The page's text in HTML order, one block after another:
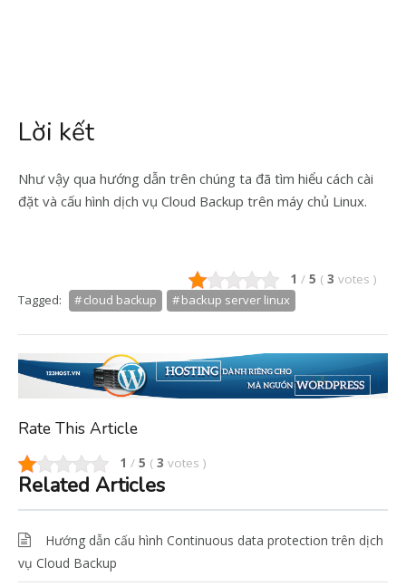
Lời kết
Như vậy qua hướng dẫn trên chúng ta đã tìm hiểu cách cài
đặt và cấu hình dịch vụ Cloud Backup trên máy chủ Linux.
1 / 5 ( 3 votes )
Tagged:
cloud backup backup server linux
Rate This Article
1 / 5 ( 3 votes )
Related Articles
Hướng dẫn cấu hình Continuous data protection trên dịch
vụ Cloud Backup